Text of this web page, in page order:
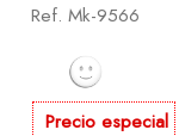
Ref. Mk-9566
Precio especial